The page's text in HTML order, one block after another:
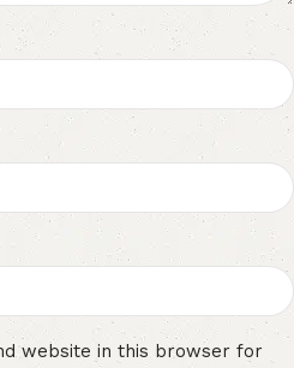
website in this browser for